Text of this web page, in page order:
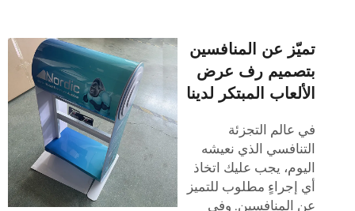
تميّز عن المنافسين
بتصميم رف عرض
الألعاب المبتكر لدينا
في عالم التجزئة
التنافسي الذي نعيشه
اليوم، يجب عليك اتخاذ
أي إجراءٍ مطلوب للتميز
عن المنافسين. وفي